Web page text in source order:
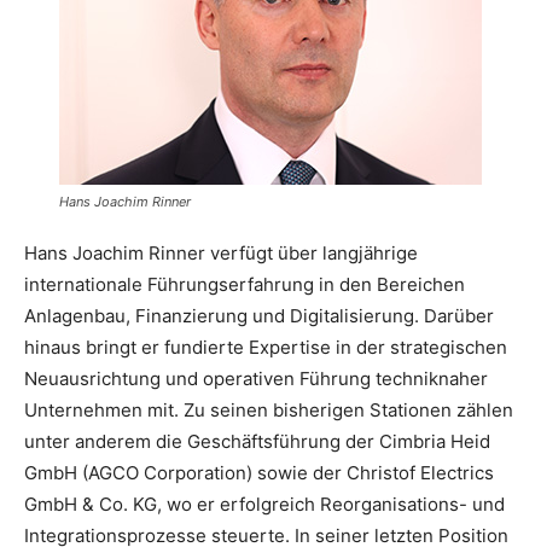
Hans Joachim Rinner
Hans Joachim Rinner verfügt über langjährige
internationale Führungserfahrung in den Bereichen
Anlagenbau, Finanzierung und Digitalisierung. Darüber
hinaus bringt er fundierte Expertise in der strategischen
Neuausrichtung und operativen Führung techniknaher
Unternehmen mit. Zu seinen bisherigen Stationen zählen
unter anderem die Geschäftsführung der Cimbria Heid
GmbH (AGCO Corporation) sowie der Christof Electrics
GmbH & Co. KG, wo er erfolgreich Reorganisations- und
Integrationsprozesse steuerte. In seiner letzten Position